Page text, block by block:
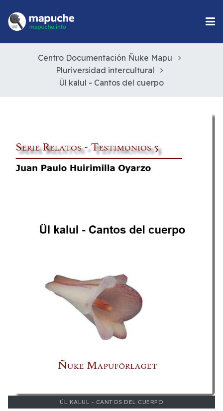
Centro Documentación Ñuke Mapu
Pluriversidad intercultural
Ül kalul - Cantos del cuerpo
ÜL KALUL - CANTOS DEL CUERPO